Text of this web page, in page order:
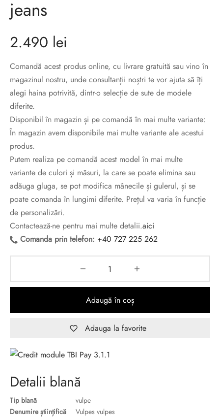
jeans
2.490 lei
Comandă acest produs online, cu livrare gratuită sau vino în
magazinul nostru, unde consultanții noștri te vor ajuta să îți
alegi haina potrivită, dintr-o selecție de sute de modele
diferite.
Disponibil în magazin și pe comandă în mai multe variante:
În magazin avem disponibile mai multe variante ale acestui
produs.
Putem realiza pe comandă acest model în mai multe
variante de culori și măsuri, la care se poate elimina sau
adăuga gluga, se pot modifica mânecile și gulerul, și se
poate comanda în lungimi diferite. Prețul va varia în funcție
de personalizări.
Contactează-ne pentru mai multe detalii.aici
Comanda prin telefon: +40 727 225 262
Adaugă în coș
Adauga la favorite
Detalii blană
Tip blană
vulpe
Denumire științifică
Vulpes vulpes
de blana
blanuri (Fur SPA)